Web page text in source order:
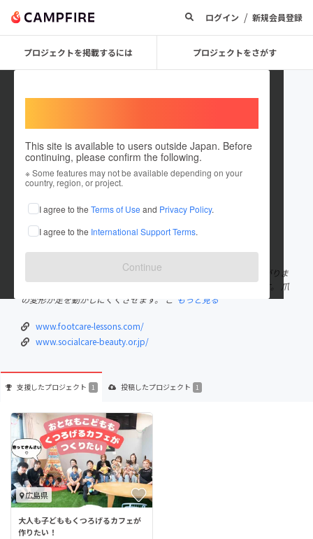
ログイン / 新規会員登録
プロジェクトを掲載するには プロジェクトをさがす
This site is available to users outside Japan. Before
continuing, please confirm the following.
※ Some features may not be available depending on your
country, region, or project.
I agree to the Terms of Use and Privacy Policy.
I agree to the International Support Terms.
Continue
socialcarebeauty
これまでに1回支援して1件のプロジェクトを投稿しています
在住国：日本 現在地：広島県
出身国：日本 出身地：未設定
老いは足から むくみや冷えは、倦怠(けんたい)感や痛みにもつながりま
す。 乾燥した皮膚は、湿疹や褥瘡(じょくそう)の一因にもなります。 爪
の変形が足を動かしにくくさせます。 こ
もっと見る
www.footcare-lessons.com/
www.socialcare-beauty.or.jp/
支援したプロジェクト 1 投稿したプロジェクト 1
広島県
大人も子どももくつろげるカフェが
作りたい！